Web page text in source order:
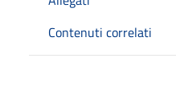
Contenuti correlati